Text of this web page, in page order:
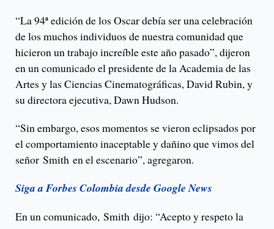
“La 94ª edición de los Oscar debía ser una celebración
de los muchos individuos de nuestra comunidad que
hicieron un trabajo increíble este año pasado”, dijeron
en un comunicado el presidente de la Academia de las
Artes y las Ciencias Cinematográficas, David Rubin, y
su directora ejecutiva, Dawn Hudson.
“Sin embargo, esos momentos se vieron eclipsados por
el comportamiento inaceptable y dañino que vimos del
señor Smith en el escenario”, agregaron.
Siga a Forbes Colombia desde Google News
En un comunicado, Smith dijo: “Acepto y respeto la